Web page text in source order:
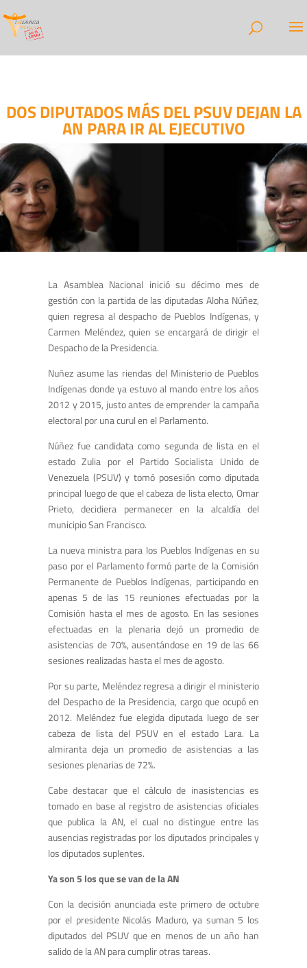
DOS DIPUTADOS MÁS DEL PSUV DEJAN LA
AN PARA IR AL EJECUTIVO
La Asamblea Nacional inició su décimo mes de
gestión con la partida de las diputadas Aloha Núñez,
quien regresa al despacho de Pueblos Indígenas, y
Carmen Meléndez, quien se encargará de dirigir el
Despacho de la Presidencia.
Nuñez asume las riendas del Ministerio de Pueblos
Indígenas donde ya estuvo al mando entre los años
2012 y 2015, justo antes de emprender la campaña
electoral por una curul en el Parlamento.
Núñez fue candidata como segunda de lista en el
estado Zulia por el Partido Socialista Unido de
Venezuela (PSUV) y tomó posesión como diputada
principal luego de que el cabeza de lista electo, Omar
Prieto, decidiera permanecer en la alcaldía del
municipio San Francisco.
La nueva ministra para los Pueblos Indígenas en su
paso por el Parlamento formó parte de la Comisión
Permanente de Pueblos Indígenas, participando en
apenas 5 de las 15 reuniones efectuadas por la
Comisión hasta el mes de agosto. En las sesiones
efectuadas en la plenaria dejó un promedio de
asistencias de 70%, ausentándose en 19 de las 66
sesiones realizadas hasta el mes de agosto.
Por su parte, Meléndez regresa a dirigir el ministerio
del Despacho de la Presidencia, cargo que ocupó en
2012. Meléndez fue elegida diputada luego de ser
cabeza de lista del PSUV en el estado Lara. La
almiranta deja un promedio de asistencias a las
sesiones plenarias de 72%.
Cabe destacar que el cálculo de inasistencias es
tomado en base al registro de asistencias oficiales
que publica la AN, el cual no distingue entre las
ausencias registradas por los diputados principales y
los diputados suplentes.
Ya son 5 los que se van de la AN
Con la decisión anunciada este primero de octubre
por el presidente Nicolás Maduro, ya suman 5 los
diputados del PSUV que en menos de un año han
salido de la AN para cumplir otras tareas.